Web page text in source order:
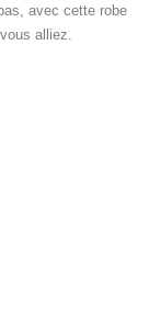
avec cette robe
alliez.